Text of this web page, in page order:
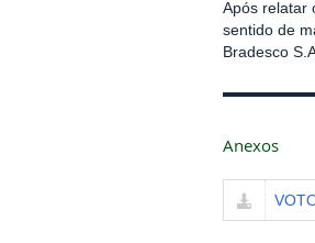
Após relatar
sentido de
Bradesco
Anexos